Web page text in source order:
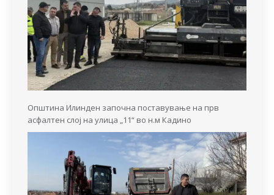
Општина Илинден започна поставување на прв
асфалтен слој на улица „11“ во н.м Кадино